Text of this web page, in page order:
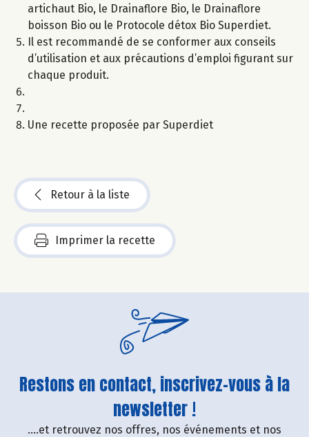
artichaut Bio, le Drainaflore Bio, le Drainaflore
boisson Bio ou le Protocole détox Bio Superdiet.
Il est recommandé de se conformer aux conseils
d’utilisation et aux précautions d’emploi figurant sur
chaque produit.
Une recette proposée par Superdiet
Retour à la liste
Imprimer la recette
Restons en contact, inscrivez-vous à la
newsletter !
....et retrouvez nos offres, nos événements et nos